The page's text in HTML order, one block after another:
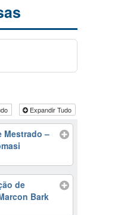
Expandir Tudo
Mestrado –
de
Bark